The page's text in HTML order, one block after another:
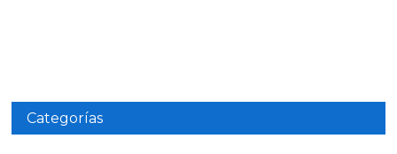
Categorías